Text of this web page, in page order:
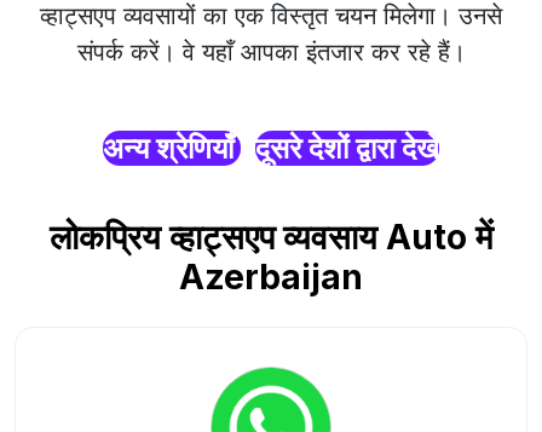
व्हाट्सएप व्यवसायों का एक विस्तृत चयन मिलेगा। उनसे
संपर्क करें। वे यहाँ आपका इंतजार कर रहे हैं।
अन्य श्रेणियाँ दूसरे देशों द्वारा देखें
लोकप्रिय व्हाट्सएप व्यवसाय Auto में
Azerbaijan